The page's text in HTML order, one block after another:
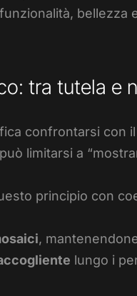
bellezza
tra tutela e
confrontarsi con
limitarsi a
principio con
,
lungo i